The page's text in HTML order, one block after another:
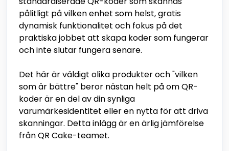
pålitligt på vilken enhet som helst, gratis
dynamisk funktionalitet och fokus på det
praktiska jobbet att skapa koder som fungerar
och inte slutar fungera senare.
Det här är väldigt olika produkter och "vilken
som är bättre" beror nästan helt på om QR-
koder är en del av din synliga
varumärkesidentitet eller en nytta för att driva
skanningar. Detta inlägg är en ärlig jämförelse
från QR Cake-teamet.